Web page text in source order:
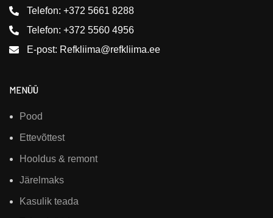
Telefon: +372 5661 8288
Telefon: +372 5560 4956
E-post: Refkliima@refkliima.ee
MENÜÜ
Pood
Ettevõttest
Hooldus & remont
Järelmaks
Kasulik teada